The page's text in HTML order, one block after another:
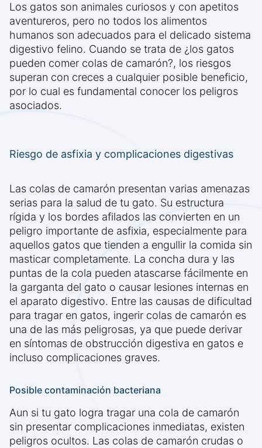
Los gatos son animales curiosos y con apetitos
aventureros, pero no todos los alimentos
humanos son adecuados para el delicado sistema
digestivo felino. Cuando se trata de ¿los gatos
pueden comer colas de camarón?, los riesgos
superan con creces a cualquier posible beneficio,
por lo cual es fundamental conocer los peligros
asociados.
Riesgo de asfixia y complicaciones digestivas
Las colas de camarón presentan varias amenazas
serias para la salud de tu gato. Su estructura
rígida y los bordes afilados las convierten en un
peligro importante de asfixia, especialmente para
aquellos gatos que tienden a engullir la comida sin
masticar completamente. La concha dura y las
puntas de la cola pueden atascarse fácilmente en
la garganta del gato o causar lesiones internas en
el aparato digestivo. Entre las causas de dificultad
para tragar en gatos, ingerir colas de camarón es
una de las más peligrosas, ya que puede derivar
en síntomas de obstrucción digestiva en gatos e
incluso complicaciones graves.
Posible contaminación bacteriana
Aun si tu gato logra tragar una cola de camarón
sin presentar complicaciones inmediatas, existen
peligros ocultos. Las colas de camarón crudas o